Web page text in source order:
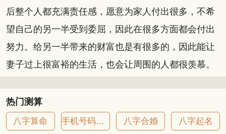
后整个人都充满责任感，愿意为家人付出很多，不希
望自己的另一半受到委屈，因此在很多方面都会付出
努力。给另一半带来的财富也是有很多的，因此能让
妻子过上很富裕的生活，也会让周围的人都很羡慕。
热门测算
八字算命 手机号码吉凶 八字合婚 八字起名